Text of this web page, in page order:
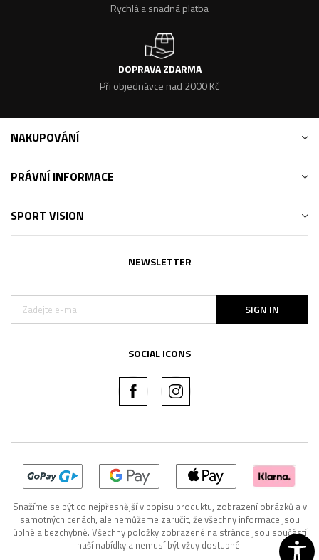
Rychlá a snadná platba
DOPRAVA ZDARMA
Při objednávce nad 2000 Kč
NAKUPOVÁNÍ
PRÁVNÍ INFORMACE
SPORT VISION
NEWSLETTER
SIGN IN
SOCIAL ICONS
Snažíme se být co nejpřesnější v popisu produktu, zobrazení obrázků a v
samotných cenách, ale nemůžeme zaručit, že všechny informace jsou
úplné a bezchybné. Všechny položky zobrazené na stránce jsou součástí
naší nabídky a nemusí být vždy dostupné.